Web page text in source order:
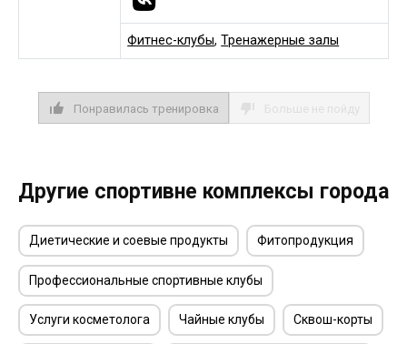
Фитнес-клубы,Тренажерные залы
Понравилась тренировка
Другие спортивне комплексы города
Диетические и соевые продукты Фитопродукция
Профессиональные спортивные клубы
Услуги косметолога Чайные клубы Сквош-корты